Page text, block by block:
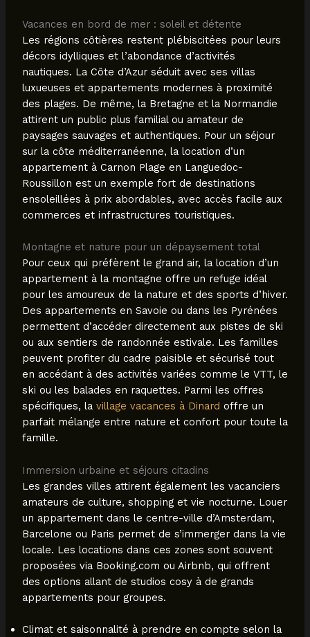
Vacances en bord de mer : soleil et détente
Les régions côtières restent plébiscitées pour leurs
décors idylliques et l’abondance d’activités
nautiques. La Côte d’Azur séduit avec ses villas
luxueuses et appartements modernes à proximité
des plages. De même, la Bretagne et la Normandie
attirent un public plus familial ou amateur de
paysages sauvages et authentiques. Pour un séjour
sur la côte méditerranéenne, la location d’un
appartement à Carnon Plage en Languedoc-
Roussillon est un exemple fort de destinations
ensoleillées à prix abordables, avec accès facile aux
commerces et infrastructures touristiques.
Montagne et nature pour un dépaysement total
Pour ceux qui préfèrent le grand air, la location d’un
appartement à la montagne offre un refuge idéal
pour les amoureux de la nature et des sports d’hiver.
Des appartements en Savoie ou dans les Pyrénées
permettent d’accéder directement aux pistes de ski
ou aux sentiers de randonnée estivale. Les familles
peuvent profiter du cadre paisible et sécurisé tout
en accédant à des activités variées comme le VTT, le
ski ou les balades en raquettes. Parmi les offres
spécifiques, la village vacances à Dinard offre un
parfait mélange entre nature et confort pour toute la
famille.
Immersion urbaine et séjours citadins
Les grandes villes attirent également les vacanciers
amateurs de culture, shopping et vie nocturne. Louer
un appartement dans le centre-ville d’Amsterdam,
Barcelone ou Paris permet de s’immerger dans la vie
locale. Les locations dans ces zones sont souvent
proposées via Booking.com ou Airbnb, qui offrent
des options allant de studios cosy à de grands
appartements pour groupes.
Climat et saisonnalité à prendre en compte selon la